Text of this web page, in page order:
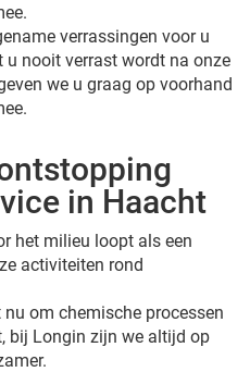
verrassingen voor u
u nooit verrast wordt na onze
we u graag op voorhand
in Haacht
het milieu loopt als een
activiteiten rond
om chemische processen
bij Longin zijn we altijd op